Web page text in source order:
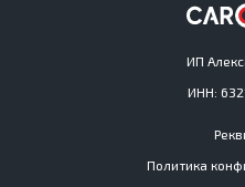
ИП
ИНН:
Политика